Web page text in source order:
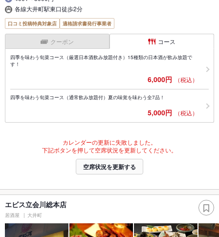
各線大井町駅東口徒歩2分
口コミ投稿特典対象店 適格請求書発行事業者
クーポン コース
四季を味わう旬菜コース（厳選日本酒飲み放題付き）15種類の日本酒が飲み放題で
す！
6,000円 （税込）
四季を味わう旬菜コース（通常飲み放題付）夏の味覚を味わう全7品！
5,000円 （税込）
カレンダーの更新に失敗しました。
下記ボタンを押して空席状況を更新してください。
空席状況を更新する
エビス立会川総本店
居酒屋 大井町